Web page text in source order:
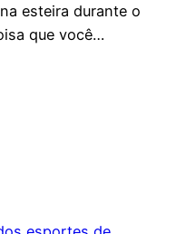
esteira durante o
que você…